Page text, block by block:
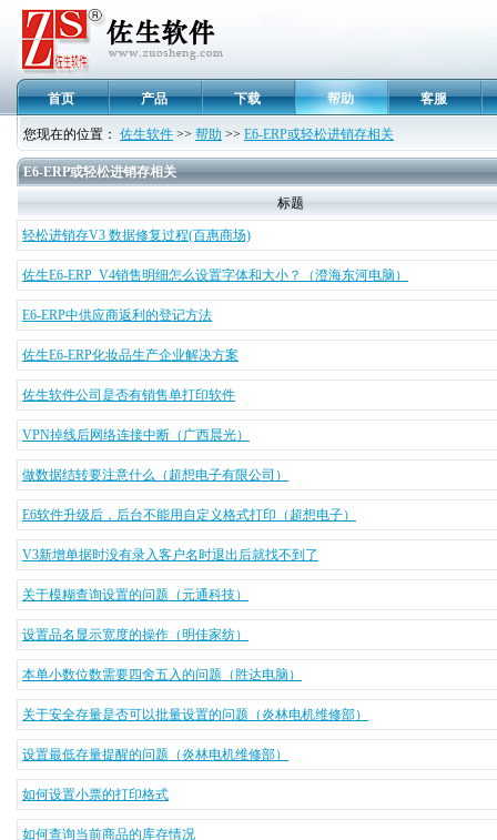
首页 产品 下载 帮助 客服
您现在的位置： 佐生软件 >> 帮助 >> E6-ERP或轻松进销存相关
E6-ERP或轻松进销存相关
标题
轻松进销存V3 数据修复过程(百惠商场)
佐生E6-ERP V4销售明细怎么设置字体和大小？（澄海东河电脑）
E6-ERP中供应商返利的登记方法
佐生E6-ERP化妆品生产企业解决方案
佐生软件公司是否有销售单打印软件
VPN掉线后网络连接中断（广西晨光）
做数据结转要注意什么（超想电子有限公司）
E6软件升级后，后台不能用自定义格式打印（超想电子）
V3新增单据时没有录入客户名时退出后就找不到了
关于模糊查询设置的问题（元通科技）
设置品名显示宽度的操作（明佳家纺）
本单小数位数需要四舍五入的问题（胜达电脑）
关于安全存量是否可以批量设置的问题（炎林电机维修部）
设置最低存量提醒的问题（炎林电机维修部）
如何设置小票的打印格式
如何查询当前商品的库存情况